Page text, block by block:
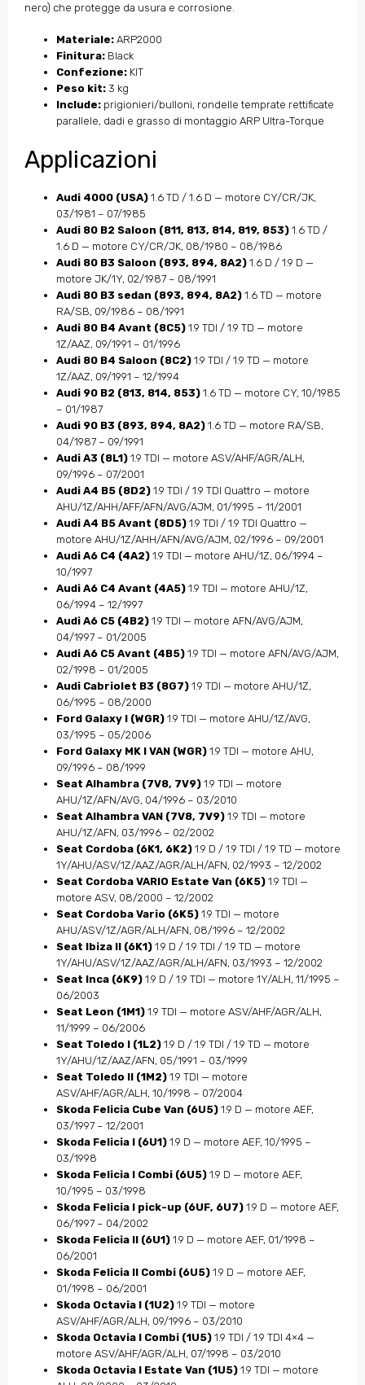
nero) che protegge da usura e corrosione.
Materiale: ARP2000
Finitura: Black
Confezione: KIT
Peso kit: 3 kg
Include: prigionieri/bulloni, rondelle temprate rettificate
parallele, dadi e grasso di montaggio ARP Ultra-Torque
Applicazioni
Audi 4000 (USA) 1.6 TD / 1.6 D — motore CY/CR/JK,
03/1981 – 07/1985
Audi 80 B2 Saloon (811, 813, 814, 819, 853) 1.6 TD /
1.6 D — motore CY/CR/JK, 08/1980 – 08/1986
Audi 80 B3 Saloon (893, 894, 8A2) 1.6 D / 1.9 D —
motore JK/1Y, 02/1987 – 08/1991
Audi 80 B3 sedan (893, 894, 8A2) 1.6 TD — motore
RA/SB, 09/1986 – 08/1991
Audi 80 B4 Avant (8C5) 1.9 TDI / 1.9 TD — motore
1Z/AAZ, 09/1991 – 01/1996
Audi 80 B4 Saloon (8C2) 1.9 TDI / 1.9 TD — motore
1Z/AAZ, 09/1991 – 12/1994
Audi 90 B2 (813, 814, 853) 1.6 TD — motore CY, 10/1985
– 01/1987
Audi 90 B3 (893, 894, 8A2) 1.6 TD — motore RA/SB,
04/1987 – 09/1991
Audi A3 (8L1) 1.9 TDI — motore ASV/AHF/AGR/ALH,
09/1996 – 07/2001
Audi A4 B5 (8D2) 1.9 TDI / 1.9 TDI Quattro — motore
AHU/1Z/AHH/AFF/AFN/AVG/AJM, 01/1995 – 11/2001
Audi A4 B5 Avant (8D5) 1.9 TDI / 1.9 TDI Quattro —
motore AHU/1Z/AHH/AFN/AVG/AJM, 02/1996 – 09/2001
Audi A6 C4 (4A2) 1.9 TDI — motore AHU/1Z, 06/1994 –
10/1997
Audi A6 C4 Avant (4A5) 1.9 TDI — motore AHU/1Z,
06/1994 – 12/1997
Audi A6 C5 (4B2) 1.9 TDI — motore AFN/AVG/AJM,
04/1997 – 01/2005
Audi A6 C5 Avant (4B5) 1.9 TDI — motore AFN/AVG/AJM,
02/1998 – 01/2005
Audi Cabriolet B3 (8G7) 1.9 TDI — motore AHU/1Z,
06/1995 – 08/2000
Ford Galaxy I (WGR) 1.9 TDI — motore AHU/1Z/AVG,
03/1995 – 05/2006
Ford Galaxy MK I VAN (WGR) 1.9 TDI — motore AHU,
09/1996 – 08/1999
Seat Alhambra (7V8, 7V9) 1.9 TDI — motore
AHU/1Z/AFN/AVG, 04/1996 – 03/2010
Seat Alhambra VAN (7V8, 7V9) 1.9 TDI — motore
AHU/1Z/AFN, 03/1996 – 02/2002
Seat Cordoba (6K1, 6K2) 1.9 D / 1.9 TDI / 1.9 TD — motore
1Y/AHU/ASV/1Z/AAZ/AGR/ALH/AFN, 02/1993 – 12/2002
Seat Cordoba VARIO Estate Van (6K5) 1.9 TDI —
motore ASV, 08/2000 – 12/2002
Seat Cordoba Vario (6K5) 1.9 TDI — motore
AHU/ASV/1Z/AGR/ALH/AFN, 08/1996 – 12/2002
Seat Ibiza II (6K1) 1.9 D / 1.9 TDI / 1.9 TD — motore
1Y/AHU/ASV/1Z/AAZ/AGR/ALH/AFN, 03/1993 – 12/2002
Seat Inca (6K9) 1.9 D / 1.9 TDI — motore 1Y/ALH, 11/1995 –
06/2003
Seat Leon (1M1) 1.9 TDI — motore ASV/AHF/AGR/ALH,
11/1999 – 06/2006
Seat Toledo I (1L2) 1.9 D / 1.9 TDI / 1.9 TD — motore
1Y/AHU/1Z/AAZ/AFN, 05/1991 – 03/1999
Seat Toledo II (1M2) 1.9 TDI — motore
ASV/AHF/AGR/ALH, 10/1998 – 07/2004
Skoda Felicia Cube Van (6U5) 1.9 D — motore AEF,
03/1997 – 12/2001
Skoda Felicia I (6U1) 1.9 D — motore AEF, 10/1995 –
03/1998
Skoda Felicia I Combi (6U5) 1.9 D — motore AEF,
10/1995 – 03/1998
Skoda Felicia I pick-up (6UF, 6U7) 1.9 D — motore AEF,
06/1997 – 04/2002
Skoda Felicia II (6U1) 1.9 D — motore AEF, 01/1998 –
06/2001
Skoda Felicia II Combi (6U5) 1.9 D — motore AEF,
01/1998 – 06/2001
Skoda Octavia I (1U2) 1.9 TDI — motore
ASV/AHF/AGR/ALH, 09/1996 – 03/2010
Skoda Octavia I Combi (1U5) 1.9 TDI / 1.9 TDI 4×4 —
motore ASV/AHF/AGR/ALH, 07/1998 – 03/2010
Skoda Octavia I Estate Van (1U5) 1.9 TDI — motore